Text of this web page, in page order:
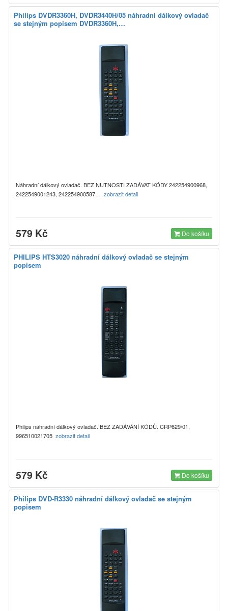
Philips DVDR3360H, DVDR3440H/05 náhradní dálkový ovladač
se stejným popisem DVDR3360H,…
Náhradní dálkový ovladač. BEZ NUTNOSTI ZADÁVAT KÓDY 242254900968,
2422549001243, 242254900587… zobrazit detail
579 Kč Do košíku
PHILIPS HTS3020 náhradní dálkový ovladač se stejným
popisem
Philips náhradní dálkový ovladač. BEZ ZADÁVÁNÍ KÓDŮ. CRP629/01,
996510021705 zobrazit detail
579 Kč Do košíku
Philips DVD-R3330 náhradní dálkový ovladač se stejným
popisem